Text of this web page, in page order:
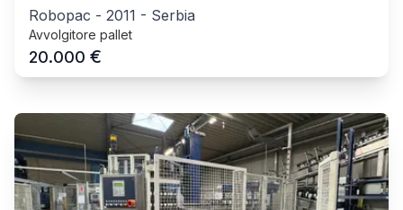
Robopac - 2011 - Serbia
Avvolgitore pallet
20.000 €